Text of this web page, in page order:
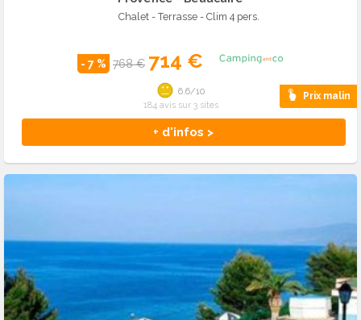
Chalet - Terrasse - Clim 4 pers.
- 7 % 768 € 714 €
Prix malin
+ d'infos >
6.6/10
184 avis sur 3 sites